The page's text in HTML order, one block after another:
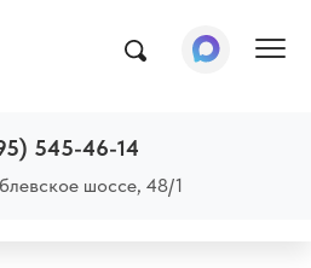
545-46-14
шоссе, 48/1